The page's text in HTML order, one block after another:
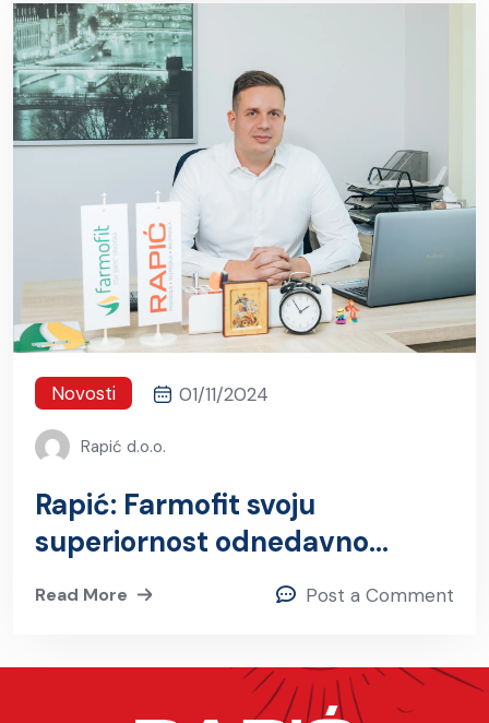
Novosti 01/11/2024
Rapić d.o.o.
Rapić: Farmofit svoju
superiornost odnedavno
dokazuje i na vlastitoj farmi
Read More Post a Comment